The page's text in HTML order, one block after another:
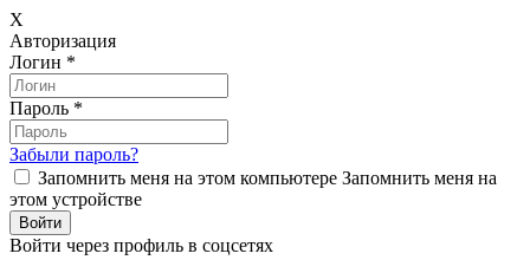
X
Авторизация
Логин *
Пароль *
Забыли пароль?
Запомнить меня на этом компьютере Запомнить меня на
этом устройстве
Войти через профиль в соцсетях